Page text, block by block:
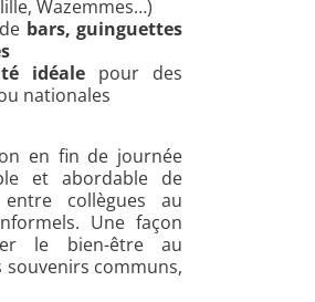
Wazemmes…)
bars, guinguettes
idéale pour des
nationales
en fin de journée
et abordable de
collègues au
Une façon
le bien-être au
communs,